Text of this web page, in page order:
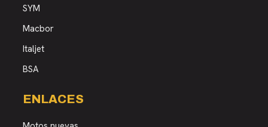
SYM
Macbor
Italjet
BSA
ENLACES